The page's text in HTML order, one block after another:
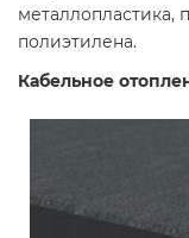
металлопластика,
полиэтилена.
Кабельное